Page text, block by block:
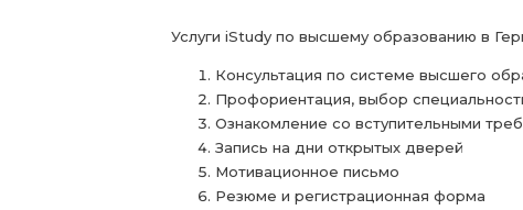
Услуги iStudy по высшему образованию в
Консультация по системе высшего
Профориентация, выбор
Ознакомление со вступительными
Запись на дни открытых дверей
Мотивационное письмо
Резюме и регистрационная форма